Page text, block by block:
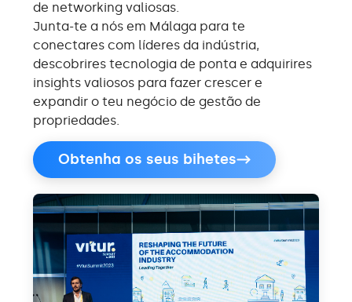
de networking valiosas.
Junta-te a nós em Málaga para te
conectares com líderes da indústria,
descobrires tecnologia de ponta e adquirires
insights valiosos para fazer crescer e
expandir o teu negócio de gestão de
propriedades.
Obtenha os seus bihetes